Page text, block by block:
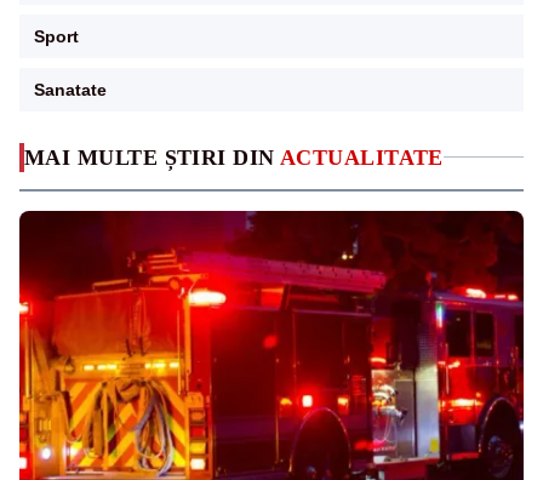
MAI MULTE ȘTIRI DIN ACTUALITATE
Sport
Sanatate